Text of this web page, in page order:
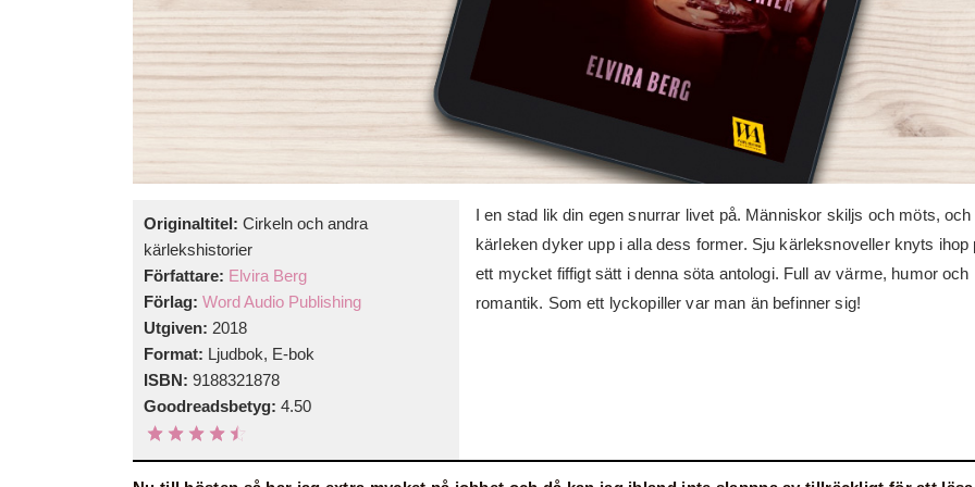
Originaltitel: Cirkeln och andra
kärlekshistorier
Författare: Elvira Berg
Förlag: Word Audio Publishing
Utgiven: 2018
Format: Ljudbok, E-bok
ISBN: 9188321878
Goodreadsbetyg: 4.50
I en stad lik din egen snurrar livet på. Människor skiljs och möts, och
kärleken dyker upp i alla dess former. Sju kärleksnoveller knyts ihop
ett mycket fiffigt sätt i denna söta antologi. Full av värme, humor och
romantik. Som ett lyckopiller var man än befinner sig!